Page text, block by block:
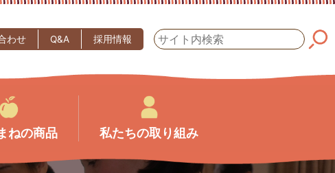
わせ Q&A 採用情報
ねの商品 私たちの取り組み